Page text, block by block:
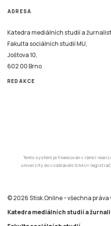
ADRESA
Katedra mediálních studií a
Fakulta sociálních studií MU,
Joštova 10,
602 00 Brno
REDAKCE
Tento systém je financován v rámci
univerzity do vzdělávání SIMU+
© 2026 Stisk.Online – všechna
Katedra mediálních studií a